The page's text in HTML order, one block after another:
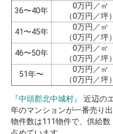
36〜40年
0万円／㎡
（0万円／坪）
41〜45年
0万円／㎡
（0万円／坪）
46〜50年
0万円／㎡
（0万円／坪）
51年〜
0万円／㎡
（0万円／坪）
『中頭郡北中城村』
近辺の
年のマンションが一番売り
物件数は111物件で、供給